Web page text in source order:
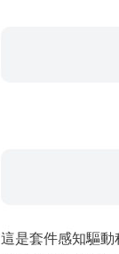
這是套件感知驅動